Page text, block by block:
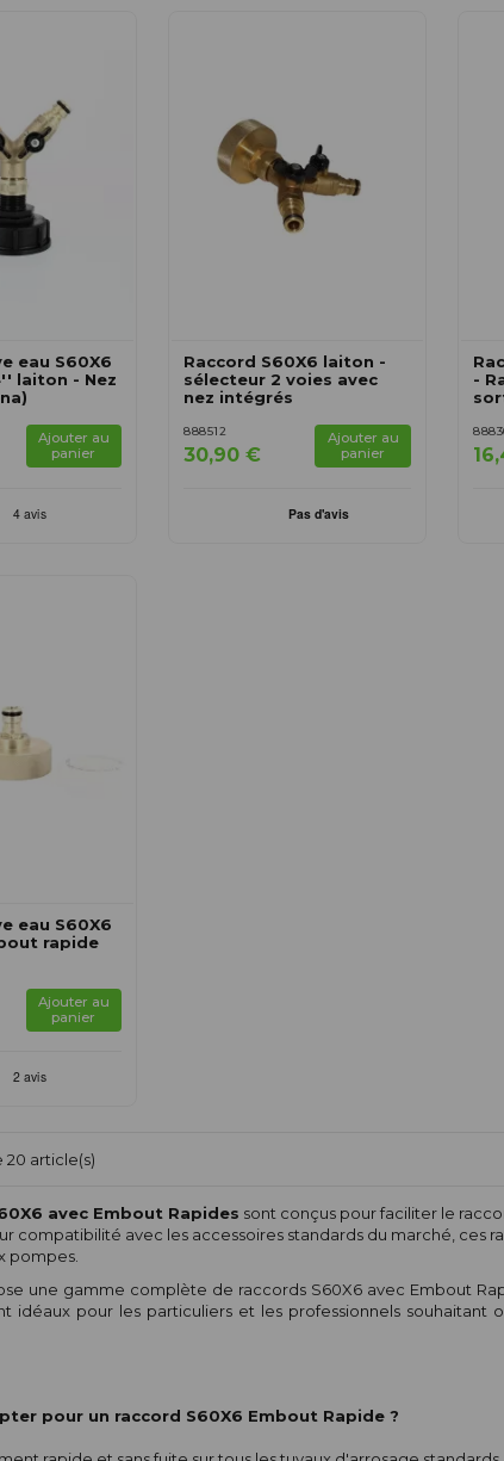
eau S60X6
laiton - Nez
Ajouter au
panier
Raccord S60X6 laiton -
sélecteur 2 voies avec
nez intégrés
888512
30,90 €
Ajouter au
panier
-
eau S60X6
rapide
Ajouter au
panier
20 article(s)
avec Embout Rapides sont conçus pour faciliter le
compatibilité avec les accessoires standards du marché,
pompes.
une gamme complète de raccords S60X6 avec Embout
idéaux pour les particuliers et les professionnels
pour un raccord S60X6 Embout Rapide ?